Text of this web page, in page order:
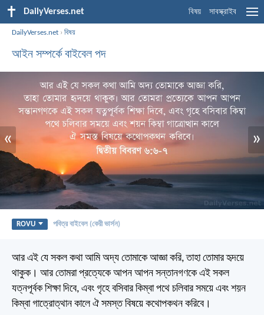
DailyVerses.net বিষয় সাবস্ক্রাইব
DailyVerses.net ›বিষয়
আইন সম্পর্কে বাইবেল পদ
« »
ROVU পবিত্র বাইবেল (কেরী ভার্সন)
আর এই যে সকল কথা আমি অদ্য তোমাকে আজ্ঞা করি, তাহা তোমার হৃদয়ে
থাকুক। আর তোমরা প্রত্যেকে আপন আপন সন্তানগণকে এই সকল
যত্নপূর্বক শিক্ষা দিবে, এবং গৃহে বসিবার কিম্বা পথে চলিবার সময়ে এবং শয়ন
কিম্বা গাত্রোত্থান কালে ঐ সমস্ত বিষয়ে কথোপকথন করিবে।